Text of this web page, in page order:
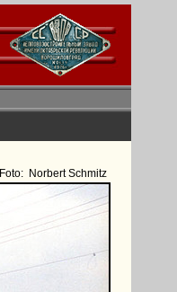
Foto: Norbert Schmitz